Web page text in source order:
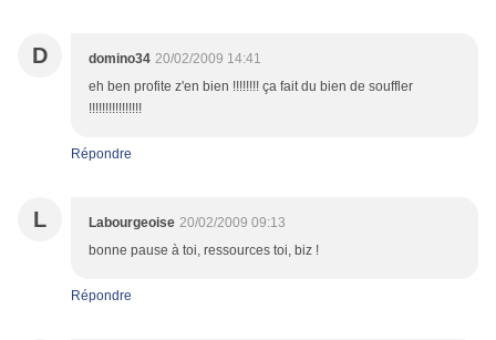
D domino34 20/02/2009 14:41
eh ben profite z'en bien !!!!!!!! ça fait du bien de souffler
!!!!!!!!!!!!!!!!
Répondre
L Labourgeoise 20/02/2009 09:13
bonne pause à toi, ressources toi, biz !
Répondre